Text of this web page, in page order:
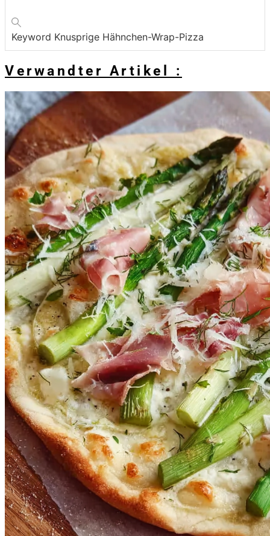
Keyword Knusprige Hähnchen-Wrap-Pizza
Verwandter Artikel :